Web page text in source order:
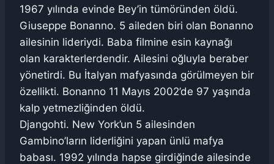
1967 yılında evinde Bey’in tümöründen öldü.
Giuseppe Bonanno. 5 aileden biri olan Bonanno
ailesinin lideriydi. Baba filmine esin kaynağı
olan karakterlerdendir. Ailesini oğluyla beraber
yönetirdi. Bu İtalyan mafyasında görülmeyen bir
özellikti. Bonanno 11 Mayıs 2002’de 97 yaşında
kalp yetmezliğinden öldü.
Djangohti. New York’un 5 ailesinden
Gambino’ların liderliğini yapan ünlü mafya
babası. 1992 yılında hapse girdiğinde ailesinde